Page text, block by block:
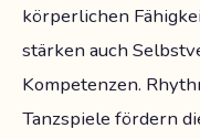
körperlichen
stärken auch
Kompetenzen.
Tanzspiele fördern